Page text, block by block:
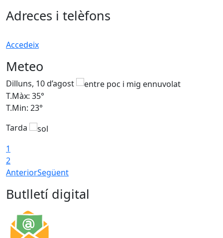
Adreces i telèfons
Accedeix
Meteo
Dilluns, 10 d’agost
T.Màx: 35°
T.Min: 23°
Tarda
1
2
AnteriorSegüent
Butlletí digital